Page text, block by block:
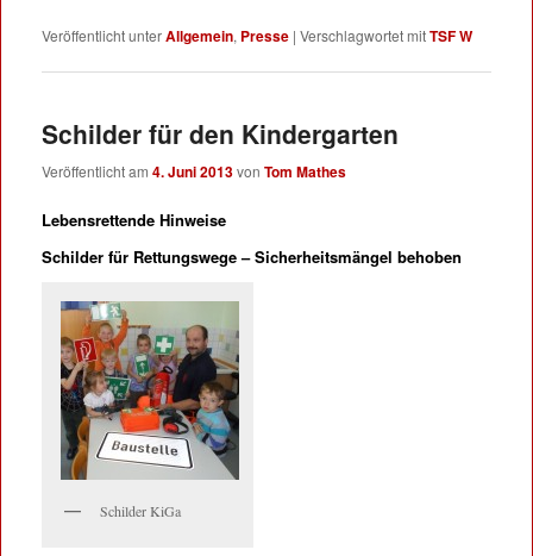
Veröffentlicht unterAllgemein, Presse | Verschlagwortet mitTSF W
Schilder für den Kindergarten
Veröffentlicht am 4. Juni 2013von Tom Mathes
Lebensrettende Hinweise
Schilder für Rettungswege – Sicherheitsmängel behoben
Schilder KiGa